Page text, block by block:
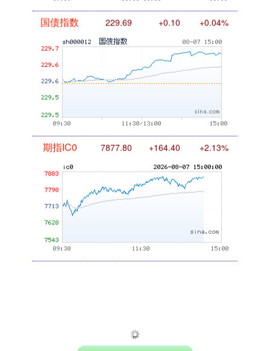
国债指数 229.69 +0.04%
期指IC0 +164.40 +2.13%